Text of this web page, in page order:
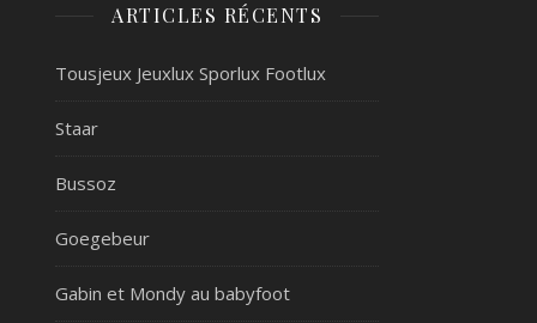
ARTICLES RÉCENTS
Tousjeux Jeuxlux Sporlux Footlux
Staar
Bussoz
Goegebeur
Gabin et Mondy au babyfoot